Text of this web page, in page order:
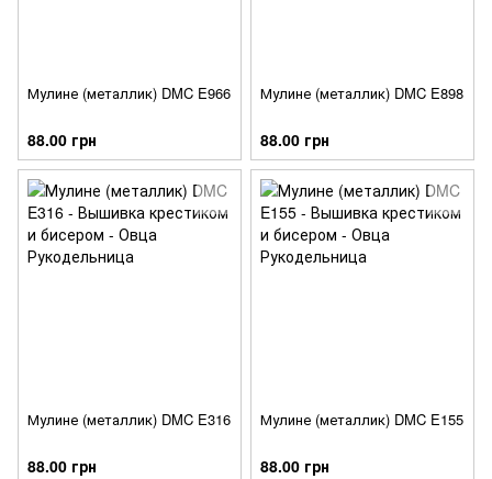
Мулине (металлик) DMC E966
88.00 грн
Мулине (металлик) DMC E898
88.00 грн
Мулине (металлик) DMC E316
88.00 грн
Мулине (металлик) DMC E155
88.00 грн